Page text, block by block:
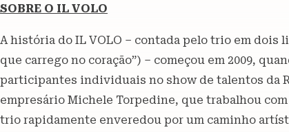
SOBRE O IL VOLO
A história do IL VOLO – contada pelo trio em dois
que carrego no coração”) – começou em 2009,
participantes individuais no show de talentos da
empresário Michele Torpedine, que trabalhou
trio rapidamente enveredou por um caminho